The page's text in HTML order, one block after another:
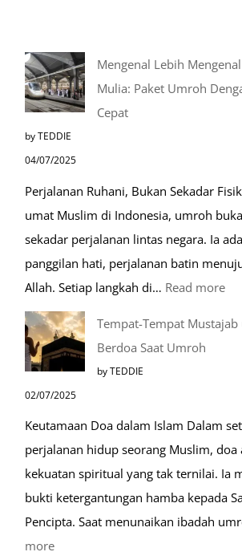
Mengenal Lebih
Mulia: Paket Umroh
Cepat
by TEDDIE
04/07/2025
Perjalanan Ruhani, Bukan Sekadar
umat Muslim di Indonesia, umroh
sekadar perjalanan lintas negara. Ia
panggilan hati, perjalanan batin
Allah. Setiap langkah di… Read more:
Tempat-Tempat
Berdoa Saat Umroh
by TEDDIE
02/07/2025
Keutamaan Doa dalam Islam Dalam
perjalanan hidup seorang Muslim, doa
kekuatan spiritual yang tak ternilai. Ia
bukti ketergantungan hamba kepada
Pencipta. Saat menunaikan ibadah
more: